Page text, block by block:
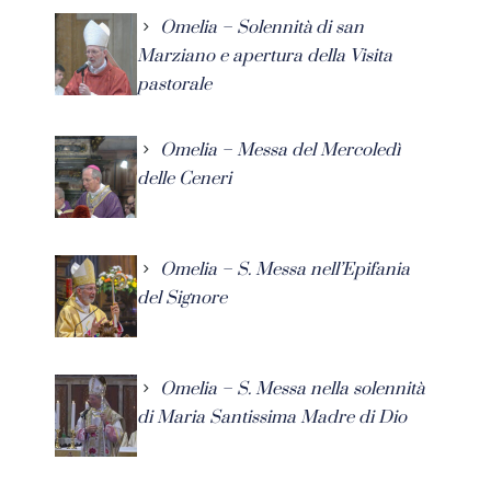
Omelia – Solennità di san
Marziano e apertura della Visita
pastorale
Omelia – Messa del Mercoledì
delle Ceneri
Omelia – S. Messa nell’Epifania
del Signore
Omelia – S. Messa nella solennità
di Maria Santissima Madre di Dio